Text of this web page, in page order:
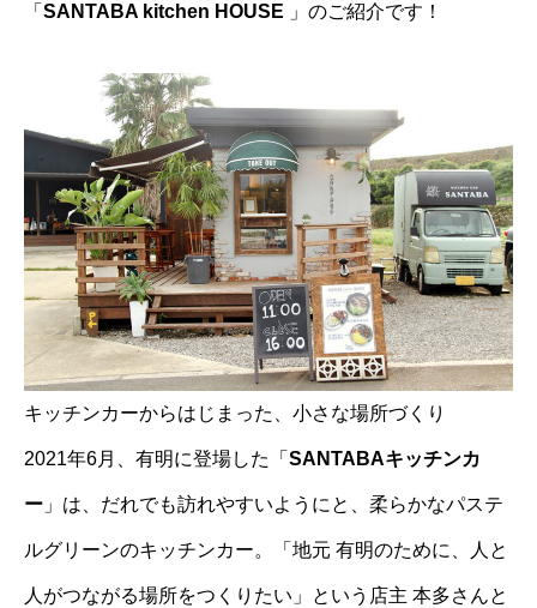
「 SANTABA kitchen HOUSE 」のご紹介です！
キッチンカーからはじまった、小さな場所づくり
2021年6月、有明に登場した「 SANTABAキッチンカ
ー 」は、だれでも訪れやすいようにと、柔らかなパステ
ルグリーンのキッチンカー。「地元 有明のために、人と
人がつながる場所をつくりたい」という店主 本多さんと